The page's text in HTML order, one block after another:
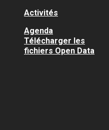
Activités
Agenda
Télécharger les
fichiers Open Data